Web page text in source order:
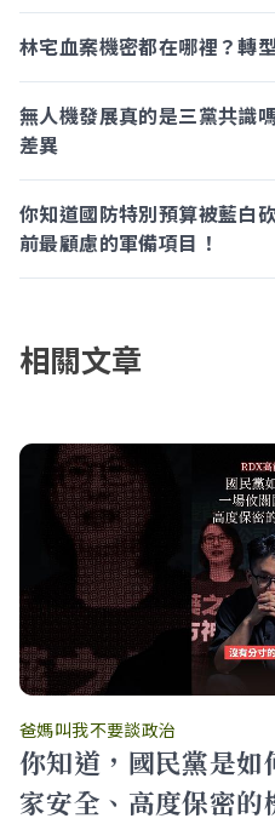
林宅血案機密都在哪裡？轉
無人機發展真的是三黨共識
差異
你知道國防特別預算被藍白
前最顧慮的軍備項目！
相關文章
爸媽叫我不要談政治
你知道，國民黨是如
家安全、高度保密的